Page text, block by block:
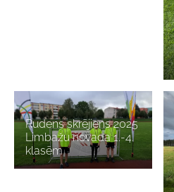
Rudens skrējiens 2025
Limbažu novada 1.-4.
klasēm